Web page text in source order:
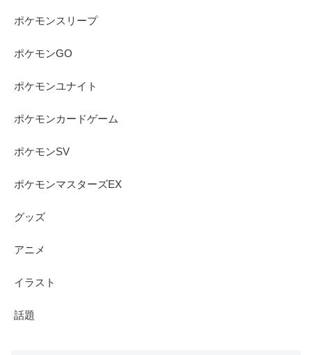
ポケモンスリープ
ポケモンGO
ポケモンユナイト
ポケモンカードゲーム
ポケモンSV
ポケモンマスターズEX
グッズ
アニメ
イラスト
話題